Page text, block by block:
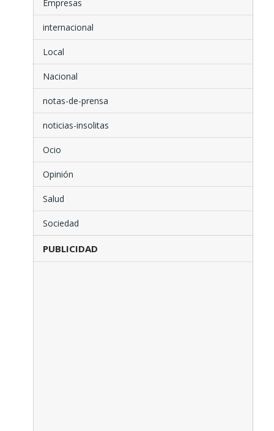
Empresas
internacional
Local
Nacional
notas-de-prensa
noticias-insolitas
Ocio
Opinión
Salud
Sociedad
PUBLICIDAD